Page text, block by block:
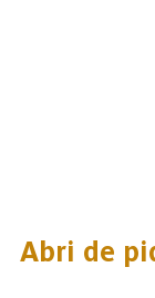
Abri de